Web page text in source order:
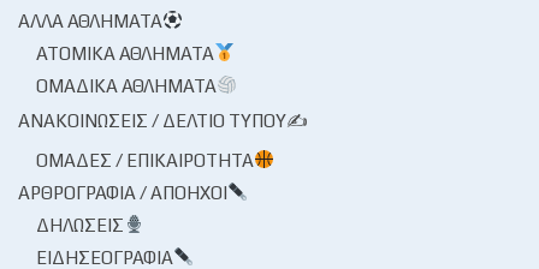
ΆΛΛΑ ΑΘΛΉΜΑΤΑ
ΑΤΟΜΙΚΆ ΑΘΛΉΜΑΤΑ
ΟΜΑΔΙΚΆ ΑΘΛΉΜΑΤΑ
ΑΝΑΚΟΙΝΏΣΕΙΣ / ΔΕΛΤΊΟ ΤΎΠΟΥ✍
ΟΜΆΔΕΣ / ΕΠΙΚΑΙΡΌΤΗΤΑ
ΑΡΘΡΟΓΡΑΦΊΑ / ΑΠΌΗΧΟΙ
ΔΗΛΏΣΕΙΣ
ΕΙΔΗΣΕΟΓΡΑΦΊΑ